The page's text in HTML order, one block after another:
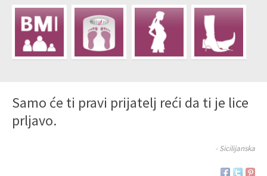
Samo će ti pravi prijatelj reći da ti je lice
prljavo.
- Sicilijanska